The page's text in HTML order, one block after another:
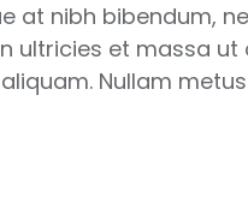
at nibh bibendum,
ultricies et massa
Nullam